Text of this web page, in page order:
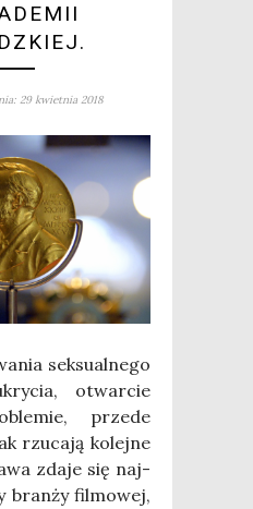
29 kwietnia 2018
sek­su­al­ne­go
otwar­cie
przede
rzu­ca­ją kolej­ne
zda­je się naj­
bran­ży fil­mo­wej,